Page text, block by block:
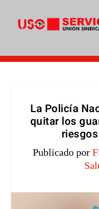
La Policía
quitar los
Publicado por